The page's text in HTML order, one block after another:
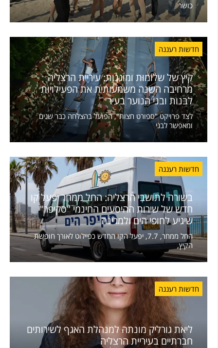
כושר
חדשות רעננה
קיץ של שלוֹמוּת ומוגנות: עיריית הרצליה
מרחיבה השנה משמעותית את הפעילויות
לבנות ובני הנוער בעיר
לצד פרויקט "ספורט חצות", הפועל בהצלחה כבר שנים
ומאפשר לבני
חדשות רעננה
בשורה לתושבי הרצליה: החל ממחר יפעל קו
חדש של שירות ההיסעים החינמי "סקיפר"
שיגיע לחופי הים ולמרינה
החל ממחר, 7.7, יפעל הקו החדש כפיילוט לאורך חופשת
הקיץ,
חדשות רעננה
ליאת גורליק מונתה למנהלת האגף לשירותים
חברתיים בעיריית הרצליה